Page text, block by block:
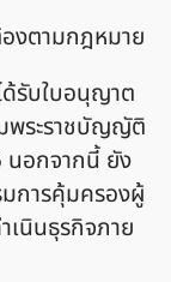
งตามกฎหมาย
ด้รับใบอนุญาต
พระราชบัญญัติ
นอกจากนี้ ยัง
การคุ้มครองผู้
เนินธุรกิจภาย